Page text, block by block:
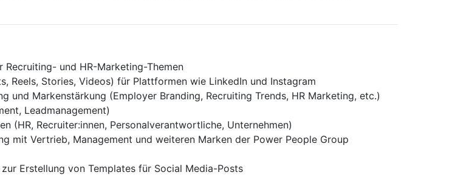
und HR-Marketing-Themen
Reels, Stories, Videos) für Plattformen wie LinkedIn und Instagram
und Markenstärkung (Employer Branding, Recruiting Trends, HR Marketing, etc.)
Leadmanagement)
(HR, Recruiter:innen, Personalverantwortliche, Unternehmen)
mit Vertrieb, Management und weiteren Marken der Power People Group
Erstellung von Templates für Social Media-Posts